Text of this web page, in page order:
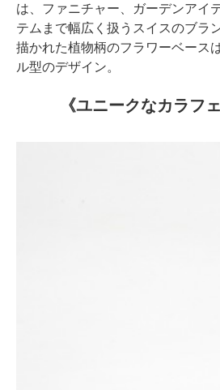
は、ファニチャー、ガーデンアイ
テムまで幅広く扱うスイスのブラ
描かれた植物柄のフラワーベース
ル型のデザイン。
《ユニークなカラフ